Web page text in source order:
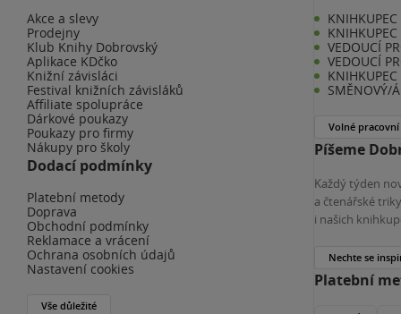
Akce a slevy
Prodejny
Klub Knihy Dobrovský
Aplikace KDčko
Knižní závisláci
Festival knižních závisláků
Affiliate spolupráce
Dárkové poukazy
Poukazy pro firmy
Nákupy pro školy
Dodací podmínky
Platební metody
Doprava
Obchodní podmínky
Reklamace a vrácení
Ochrana osobních údajů
Nastavení cookies
Vše důležité
KNIHKUPEC
VEDOUCÍ
VEDOUCÍ
SMĚNOVÝ/
Volné pracovní
Píšeme
Každý týden
a čtenářské
i našich
Nechte se
Platební